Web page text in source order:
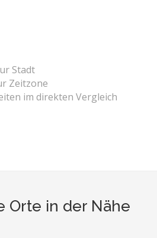
Stadt
Zeitzone
im direkten Vergleich
Orte in der Nähe